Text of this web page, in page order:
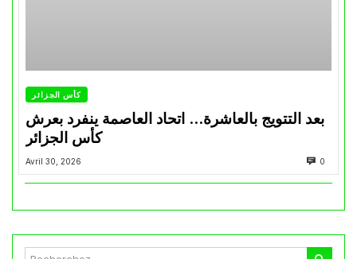
كأس الجزائر
بعد التتويج بالعاشرة… اتحاد العاصمة ينفرد بعرش
كأس الجزائر
Avril 30, 2026 0